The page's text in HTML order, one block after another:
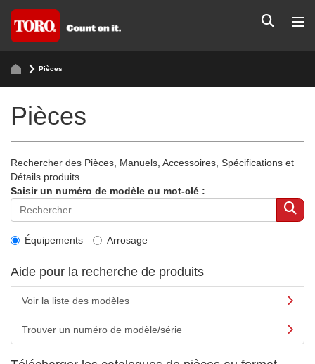
Pièces
Pièces
Rechercher des Pièces, Manuels, Accessoires, Spécifications et
Détails produits
Saisir un numéro de modèle ou mot-clé :
Équipements Arrosage
Aide pour la recherche de produits
Voir la liste des modèles
Trouver un numéro de modèle/série